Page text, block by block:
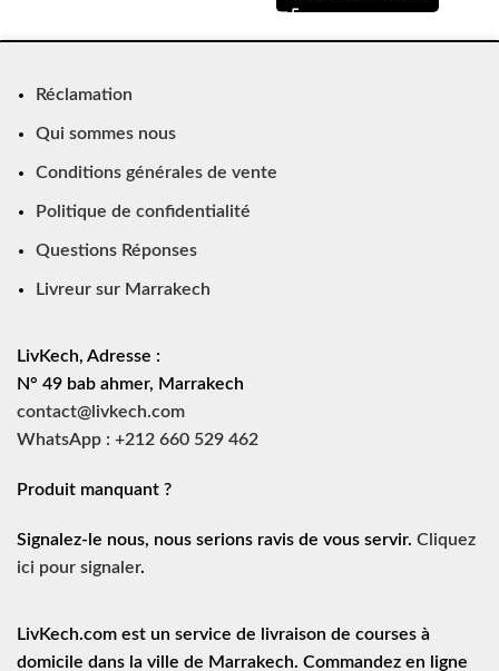
Réclamation
Qui sommes nous
Conditions générales de vente
Politique de confidentialité
Questions Réponses
Livreur sur Marrakech
LivKech, Adresse :
N° 49 bab ahmer, Marrakech
contact@livkech.com
WhatsApp : +212 660 529 462
Produit manquant ?
Signalez-le nous, nous serions ravis de vous servir. Cliquez
ici pour signaler.
LivKech.com est un service de
livraison de courses à
domicile dans la ville de Marrakech. Commandez en ligne